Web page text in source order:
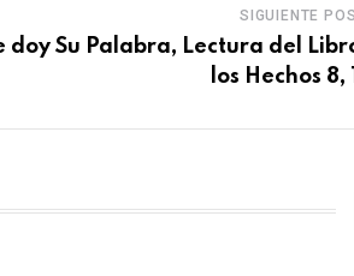
SIGUIENTE
doy Su Palabra, Lectura del
los Hechos 8,